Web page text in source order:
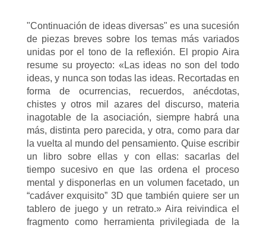
"Continuación de ideas diversas" es una sucesión
de piezas breves sobre los temas más variados
unidas por el tono de la reflexión. El propio Aira
resume su proyecto: «Las ideas no son del todo
ideas, y nunca son todas las ideas. Recortadas en
forma de ocurrencias, recuerdos, anécdotas,
chistes y otros mil azares del discurso, materia
inagotable de la asociación, siempre habrá una
más, distinta pero parecida, y otra, como para dar
la vuelta al mundo del pensamiento. Quise escribir
un libro sobre ellas y con ellas: sacarlas del
tiempo sucesivo en que las ordena el proceso
mental y disponerlas en un volumen facetado, un
“cadáver exquisito” 3D que también quiere ser un
tablero de juego y un retrato.» Aira reivindica el
fragmento como herramienta privilegiada de la